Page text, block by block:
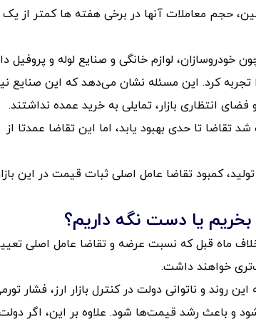
حجم معاملات آنها در برخی هفته ها کمتر از یک
لوازم خانگی و صنایع لوله و پروفیل
تجربه کرد. این مسئله نشان می‌دهد که این صنایع
انتظاری بازار، تمایلی به خرید عمده نداشتند.
تقاضا تا حدی بهبود یابد، اما این تقاضا عمدتا از
کمبود تقاضا عامل اصلی ثبات قیمت در این
خلاف ماه قبل که نسبت عرضه و تقاضا عامل اصلی
خواهند داشت.
رفت. در صورت ادامه این روند و ناتوانی دولت در کنترل بازار ارز، فشار
شود و باعث رشد قیمت‌ها شود. علاوه بر این، اگر